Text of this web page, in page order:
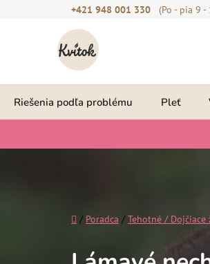
+421 948 001 330 (Po - pia 9 -
Riešenia podľa problému Pleť
Domov
/ Poradca / Tehotné / Dojčiace